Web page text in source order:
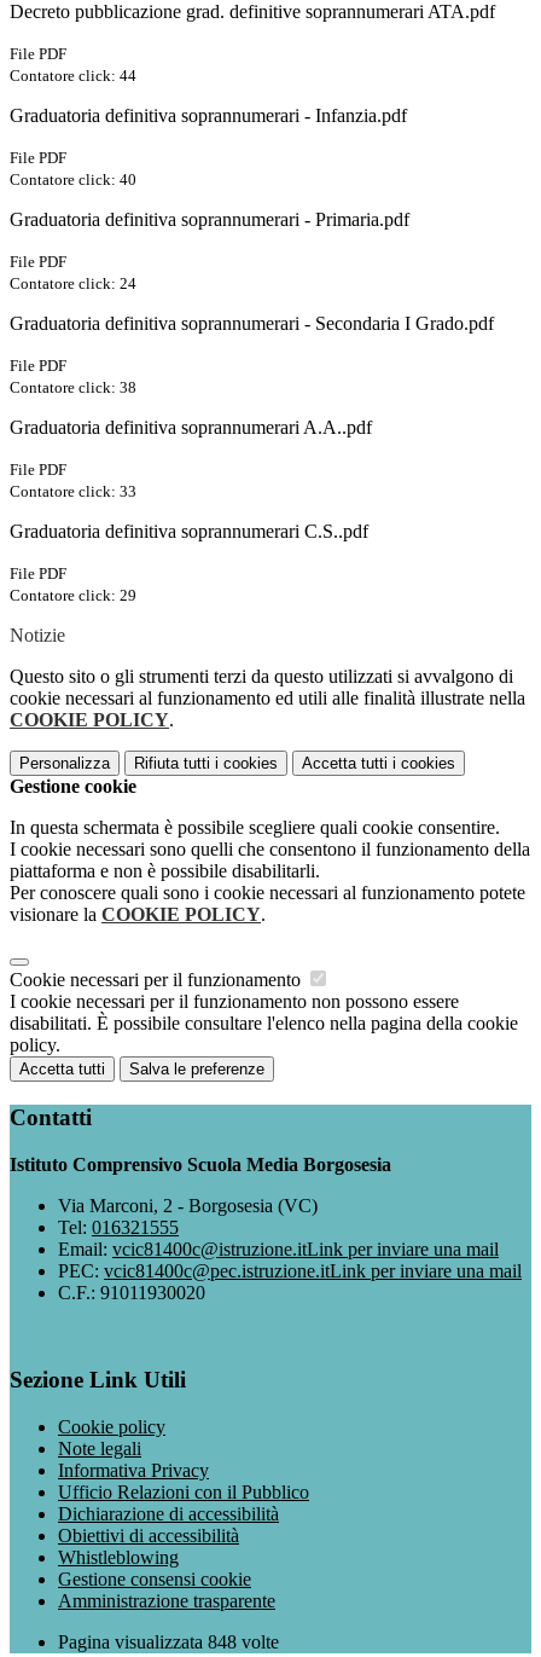
Decreto pubblicazione grad. definitive soprannumerari ATA.pdf
File PDF
Contatore click: 44
Graduatoria definitiva soprannumerari - Infanzia.pdf
File PDF
Contatore click: 40
Graduatoria definitiva soprannumerari - Primaria.pdf
File PDF
Contatore click: 24
Graduatoria definitiva soprannumerari - Secondaria I Grado.pdf
File PDF
Contatore click: 38
Graduatoria definitiva soprannumerari A.A..pdf
File PDF
Contatore click: 33
Graduatoria definitiva soprannumerari C.S..pdf
File PDF
Contatore click: 29
Notizie
Questo sito o gli strumenti terzi da questo utilizzati si avvalgono di
cookie necessari al funzionamento ed utili alle finalità illustrate nella
COOKIE POLICY.
Personalizza Rifiuta tutti i cookies Accetta tutti i cookies
Gestione cookie
In questa schermata è possibile scegliere quali cookie consentire.
I cookie necessari sono quelli che consentono il funzionamento della
piattaforma e non è possibile disabilitarli.
Per conoscere quali sono i cookie necessari al funzionamento potete
visionare la COOKIE POLICY.
Cookie necessari per il funzionamento
I cookie necessari per il funzionamento non possono essere
disabilitati. È possibile consultare l'elenco nella pagina della cookie
policy.
Accetta tutti Salva le preferenze
Contatti
Istituto Comprensivo Scuola Media Borgosesia
Via Marconi, 2 - Borgosesia (VC)
Tel: 016321555
Email: vcic81400c@istruzione.itLink per inviare una mail
PEC: vcic81400c@pec.istruzione.itLink per inviare una mail
C.F.: 91011930020
Sezione Link Utili
Cookie policy
Note legali
Informativa Privacy
Ufficio Relazioni con il Pubblico
Dichiarazione di accessibilità
Obiettivi di accessibilità
Whistleblowing
Gestione consensi cookie
Amministrazione trasparente
Pagina visualizzata 848 volte